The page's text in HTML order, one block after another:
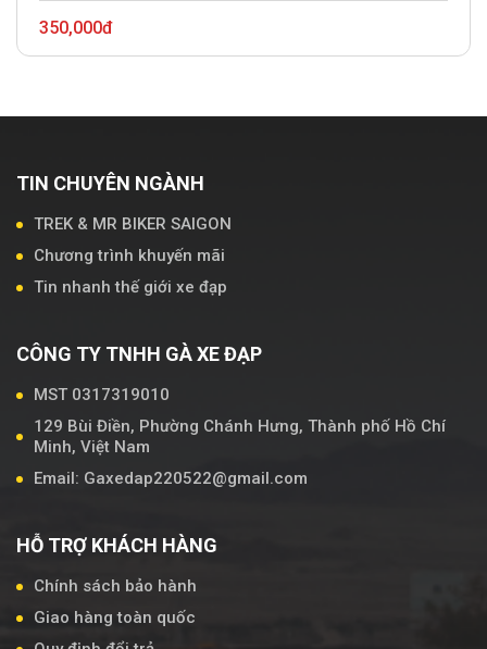
350,000đ
TIN CHUYÊN NGÀNH
TREK & MR BIKER SAIGON
Chương trình khuyến mãi
Tin nhanh thế giới xe đạp
CÔNG TY TNHH GÀ XE ĐẠP
MST 0317319010
129 Bùi Điền, Phường Chánh Hưng, Thành phố Hồ Chí
Minh, Việt Nam
Email: Gaxedap220522@gmail.com
HỖ TRỢ KHÁCH HÀNG
Chính sách bảo hành
Giao hàng toàn quốc